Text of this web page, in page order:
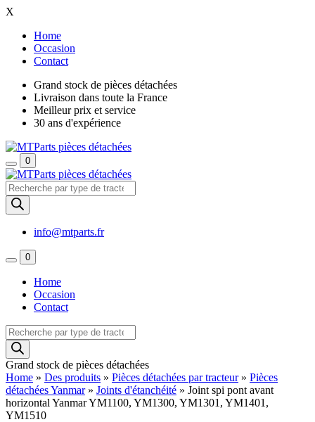
X
Home
Occasion
Contact
Grand stock de pièces détachées
Livraison dans toute la France
Meilleur prix et service
30 ans d'expérience
0
Recherche
de
produits
info@mtparts.fr
0
Home
Occasion
Contact
Recherche
de
produits
Grand stock de pièces détachées
Home » Des produits » Pièces détachées par tracteur» Pièces
détachées Yanmar» Joints d'étanchéité » Joint spi pont avant
horizontal Yanmar YM1100, YM1300, YM1301, YM1401,
YM1510